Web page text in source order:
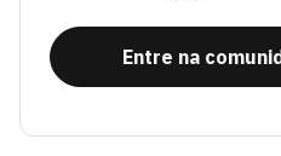
Entre na